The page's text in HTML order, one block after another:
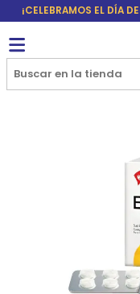
¡CELEBRAMOS EL DÍA